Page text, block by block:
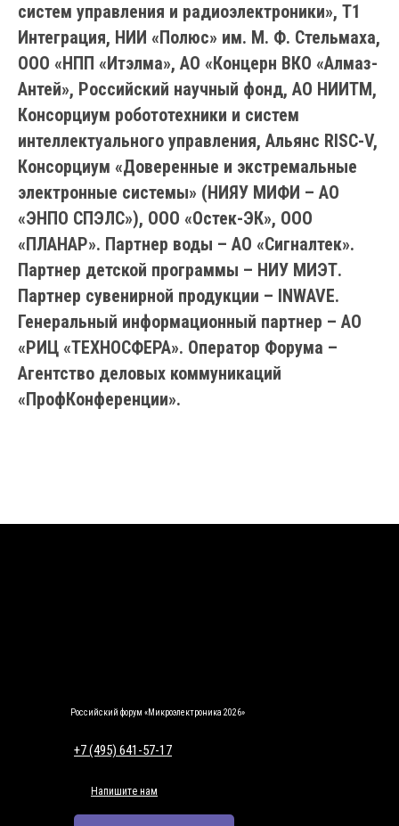
систем управления и радиоэлектроники», Т1
Интеграция, НИИ «Полюс» им. М. Ф. Стельмаха,
ООО «НПП «Итэлма», АО «Концерн ВКО «Алмаз-
Антей», Российский научный фонд, АО НИИТМ,
Консорциум робототехники и систем
интеллектуального управления, Альянс RISC-V,
Консорциум «Доверенные и экстремальные
электронные системы» (НИЯУ МИФИ – АО
«ЭНПО СПЭЛС»), ООО «Остек-ЭК», ООО
«ПЛАНАР». Партнер воды – АО «Сигналтек».
Партнер детской программы – НИУ МИЭТ.
Партнер сувенирной продукции – INWAVE.
Генеральный информационный партнер – АО
«РИЦ «ТЕХНОСФЕРА». Оператор Форума –
Агентство деловых коммуникаций
«ПрофКонференции».
+7 (495) 641-57-17
Напишите нам
Российский форум «Микроэлектроника 2026»